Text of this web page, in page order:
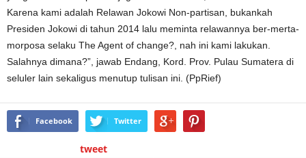
Karena kami adalah Relawan Jokowi Non-partisan, bukankah
Presiden Jokowi di tahun 2014 lalu meminta relawannya ber-merta-
morposa selaku The Agent of change?, nah ini kami lakukan.
Salahnya dimana?”, jawab Endang, Kord. Prov. Pulau Sumatera di
seluler lain sekaligus menutup tulisan ini. (PpRief)
Facebook Twitter
tweet